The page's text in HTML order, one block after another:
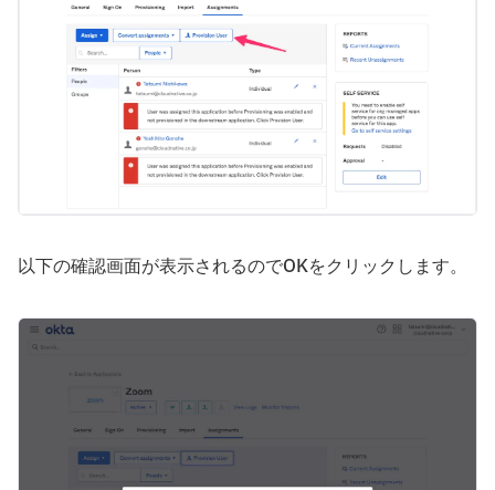
以下の確認画面が表示されるのでOKをクリックします。